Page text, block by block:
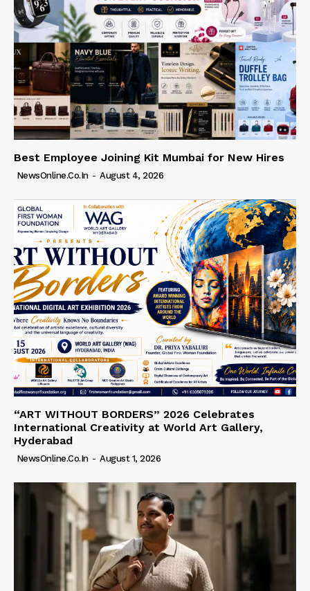
Best Employee Joining Kit Mumbai for New Hires
NewsOnline.co.in - August 4, 2026
“ART WITHOUT BORDERS” 2026 Celebrates
International Creativity at World Art Gallery,
Hyderabad
NewsOnline.co.in - August 1, 2026